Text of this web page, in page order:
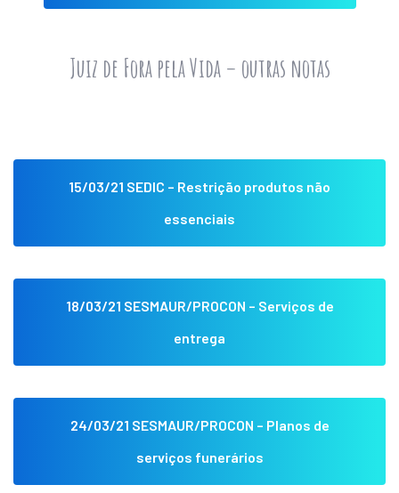
Juiz de Fora pela Vida – outras notas
15/03/21 SEDIC – Restrição produtos não
essenciais
18/03/21 SESMAUR/PROCON – Serviços de
entrega
24/03/21 SESMAUR/PROCON – Planos de
serviços funerários